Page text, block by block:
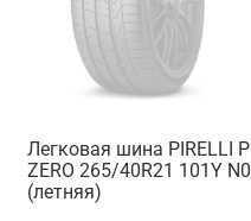
Легковая шина PIRELLI P
ZERO 265/40R21 101Y N0
(летняя)